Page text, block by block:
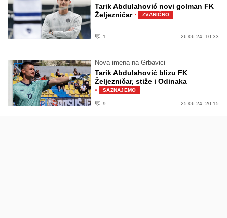
Tarik Abdulahović novi golman FK
Željezničar · ZVANIČNO
1 26.06.24. 10:33
Nova imena na Grbavici
Tarik Abdulahović blizu FK
Željezničar, stiže i Odinaka
· SAZNAJEMO
9 25.06.24. 20:15